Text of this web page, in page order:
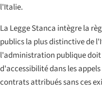
l'Italie.
La Legge Stanca intègre la
publics la plus distinctive de
l'administration publique doit
d'accessibilité dans les
contrats attribués sans ces